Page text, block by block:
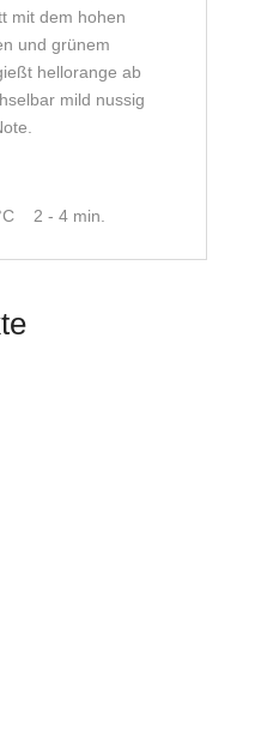
mit dem hohen
und grünem
hellorange ab
mild nussig
2 - 4 min.